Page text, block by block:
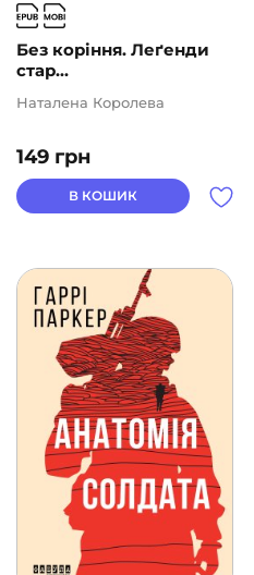
Без коріння. Леґенди
стар...
149 грн
Наталена Королева
В КОШИК